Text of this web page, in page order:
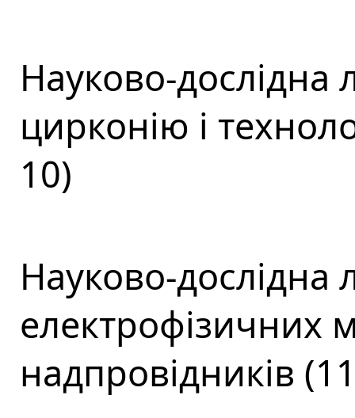
Науково-дослідна
цирконію і
10)
Науково-дослідна
електрофізичних
надпровідників